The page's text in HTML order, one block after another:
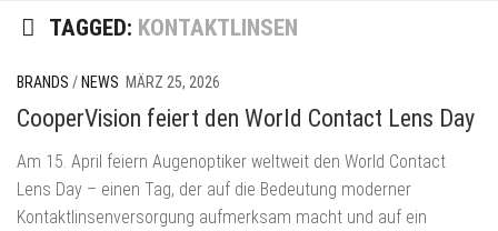
TAGGED: KONTAKTLINSEN
BRANDS / NEWS MÄRZ 25, 2026
CooperVision feiert den World Contact Lens Day
Am 15. April feiern Augenoptiker weltweit den World Contact
Lens Day – einen Tag, der auf die Bedeutung moderner
Kontaktlinsenversorgung aufmerksam macht und auf ein